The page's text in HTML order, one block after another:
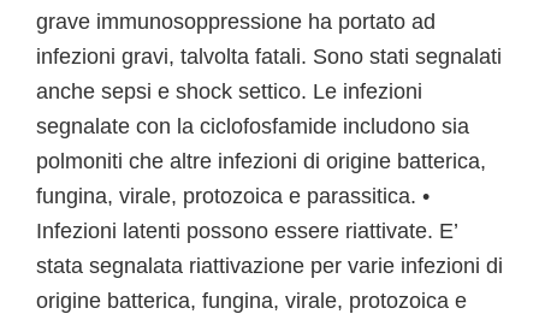
grave immunosoppressione ha portato ad
infezioni gravi, talvolta fatali. Sono stati segnalati
anche sepsi e shock settico. Le infezioni
segnalate con la ciclofosfamide includono sia
polmoniti che altre infezioni di origine batterica,
fungina, virale, protozoica e parassitica. •
Infezioni latenti possono essere riattivate. E’
stata segnalata riattivazione per varie infezioni di
origine batterica, fungina, virale, protozoica e